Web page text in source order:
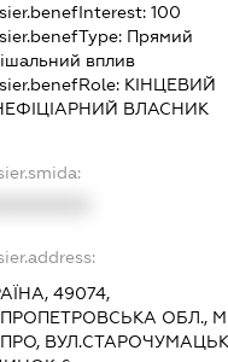
100
Прямий
вплив
КІНЦЕВИЙ
ВЛАСНИК
49074,
ОБЛ.,